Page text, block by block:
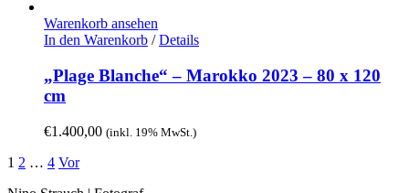
Warenkorb ansehen
In den Warenkorb / Details
„Plage Blanche“ – Marokko 2023 – 80 x 120
cm
€1.400,00 (inkl. 19% MwSt.)
1 2 … 4 Vor